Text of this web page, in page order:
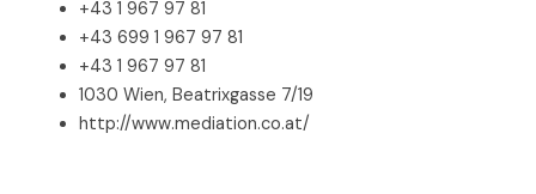
+43 1 967 97 81
+43 699 1 967 97 81
+43 1 967 97 81
1030 Wien, Beatrixgasse 7/19
http://www.mediation.co.at/